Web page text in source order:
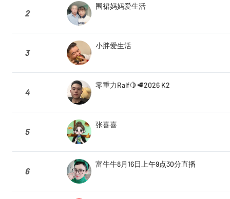
2
围裙妈妈爱生活
3
小胖爱生活
4
零重力Ralf🍋🥩2026 K2
5
张喜喜
6
富牛牛8月16日上午9点30分直播